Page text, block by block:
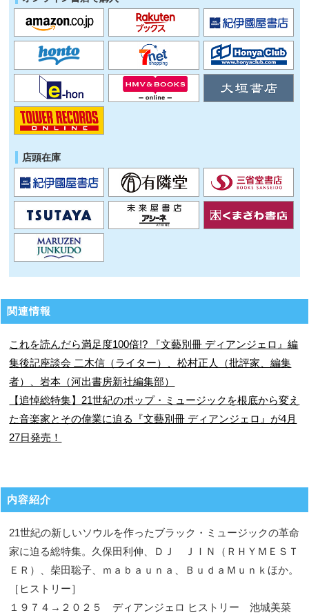
店頭在庫
関連情報
これを読んだら満足度100倍!? 『文藝別冊 ディアンジェロ』編
集後記座談会 二木信（ライター）、松村正人（批評家、編集
者）、岩本（河出書房新社編集部）
【追悼総特集】21世紀のポップ・ミュージックを根底から変え
た音楽家とその偉業に迫る『文藝別冊 ディアンジェロ』が4月
27日発売！
内容紹介
21世紀の新しいソウルを作ったブラック・ミュージックの革命
家に迫る総特集。久保田利伸、ＤＪ ＪＩＮ（ＲＨＹＭＥＳＴ
ＥＲ）、柴田聡子、ｍａｂａｕｎａ、ＢｕｄａＭｕｎｋほか。
［ヒストリー］
１９７４→２０２５ ディアンジェロ ヒストリー 池城美菜